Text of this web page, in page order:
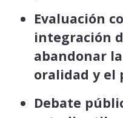
Evaluación
integración
abandonar
oralidad y el
Debate